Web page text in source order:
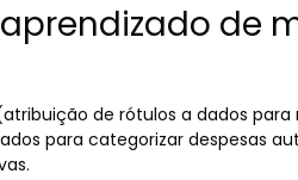
de
de rótulos a dados para
para categorizar despesas